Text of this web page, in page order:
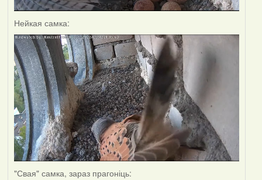
Нейкая самка:
"Свая" самка, зараз прагоніць: